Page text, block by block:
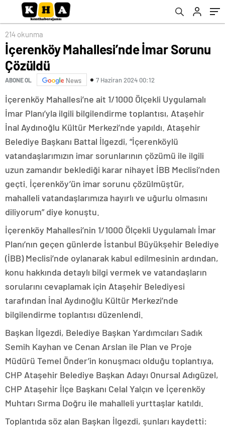
214 okunma
İçerenköy Mahallesi’nde İmar Sorunu
Çözüldü
ABONE OL News 7 Haziran 2024 00:12
İçerenköy Mahallesi’ne ait 1/1000 Ölçekli Uygulamalı
İmar Planı’yla ilgili bilgilendirme toplantısı, Ataşehir
İnal Aydınoğlu Kültür Merkezi’nde yapıldı. Ataşehir
Belediye Başkanı Battal İlgezdi, “İçerenköylü
vatandaşlarımızın imar sorunlarının çözümü ile ilgili
uzun zamandır beklediği karar nihayet İBB Meclisi’nden
geçti. İçerenköy’ün imar sorunu çözülmüştür,
mahalleli vatandaşlarımıza hayırlı ve uğurlu olmasını
diliyorum” diye konuştu.
İçerenköy Mahallesi’nin 1/1000 Ölçekli Uygulamalı İmar
Planı’nın geçen günlerde İstanbul Büyükşehir Belediye
(İBB) Meclisi’nde oylanarak kabul edilmesinin ardından,
konu hakkında detaylı bilgi vermek ve vatandaşların
sorularını cevaplamak için Ataşehir Belediyesi
tarafından İnal Aydınoğlu Kültür Merkezi’nde
bilgilendirme toplantısı düzenlendi.
Başkan İlgezdi, Belediye Başkan Yardımcıları Sadık
Semih Kayhan ve Cenan Arslan ile Plan ve Proje
Müdürü Temel Önder’in konuşmacı olduğu toplantıya,
CHP Ataşehir Belediye Başkan Adayı Onursal Adıgüzel,
CHP Ataşehir İlçe Başkanı Celal Yalçın ve İçerenköy
Muhtarı Sırma Doğru ile mahalleli yurttaşlar katıldı.
Toplantıda söz alan Başkan İlgezdi, şunları kaydetti: